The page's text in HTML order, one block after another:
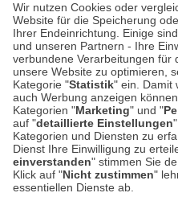
Wir nutzen Cookies oder
Website für die Speicherung
Ihrer Endeinrichtung. Einige
und unseren Partnern - Ihre
verbundene Verarbeitungen für
unsere Website zu optimieren,
Kategorie "Statistik" ein. Damit
auch Werbung anzeigen
Kategorien "Marketing" und "
auf "detaillierte Einstellungen
Kategorien und Diensten zu
Dienst Ihre Einwilligung zu
einverstanden" stimmen Sie
Klick auf "Nicht zustimmen"
essentiellen Dienste ab.
ARNOLD
Englischer
sein Ruf!
Mögen Sie Rotwein?
dem Zusammenhang
unbedingt als Erstes
Bilder von
Weiterlesen